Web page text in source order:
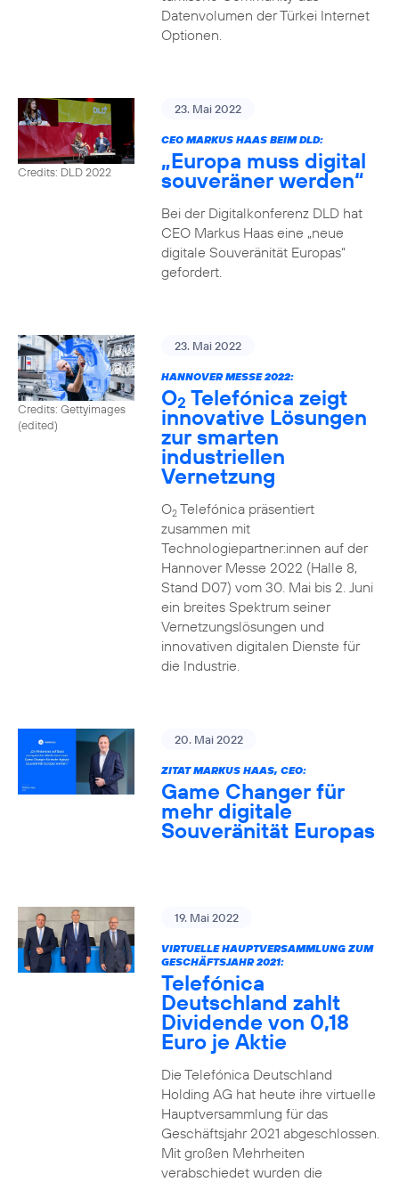
Datenvolumen der Türkei Internet
Optionen.
Credits: DLD 2022
23. Mai 2022
CEO MARKUS HAAS BEIM DLD:
„Europa muss digital
souveräner werden“
Bei der Digitalkonferenz DLD hat
CEO Markus Haas eine „neue
digitale Souveränität Europas“
gefordert.
Credits: Gettyimages
(edited)
23. Mai 2022
HANNOVER MESSE 2022:
O2 Telefónica zeigt
innovative Lösungen
zur smarten
industriellen
Vernetzung
O2Telefónica präsentiert
zusammen mit
Technologiepartner:innen auf der
Hannover Messe 2022 (Halle 8,
Stand D07) vom 30. Mai bis 2. Juni
ein breites Spektrum seiner
Vernetzungslösungen und
innovativen digitalen Dienste für
die Industrie.
20. Mai 2022
ZITAT MARKUS HAAS, CEO:
Game Changer für
mehr digitale
Souveränität Europas
19. Mai 2022
VIRTUELLE HAUPTVERSAMMLUNG ZUM
GESCHÄFTSJAHR 2021:
Telefónica
Deutschland zahlt
Dividende von 0,18
Euro je Aktie
Die Telefónica Deutschland
Holding AG hat heute ihre virtuelle
Hauptversammlung für das
Geschäftsjahr 2021 abgeschlossen.
Mit großen Mehrheiten
verabschiedet wurden die